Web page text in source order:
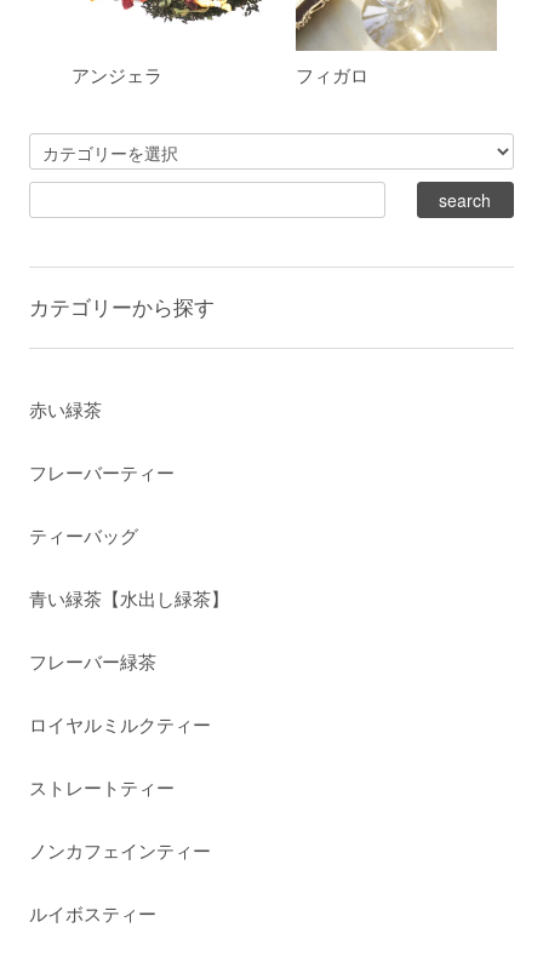
アンジェラ フィガロ
カテゴリーから探す
赤い緑茶
フレーバーティー
ティーバッグ
青い緑茶【水出し緑茶】
フレーバー緑茶
ロイヤルミルクティー
ストレートティー
ノンカフェインティー
ルイボスティー